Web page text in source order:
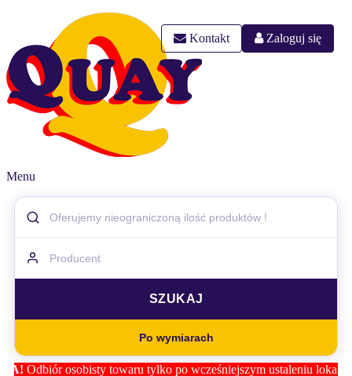
Kontakt Zaloguj się
Menu
Po wymiarach
Odbiór osobisty towaru tylko po wcześniejszym ustaleniu